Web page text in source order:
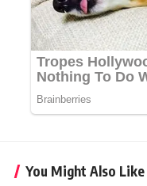
You Might Also Like